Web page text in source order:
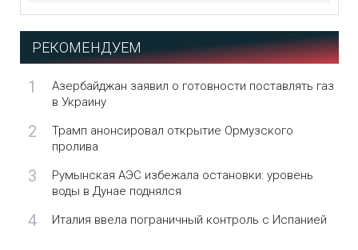
РЕКОМЕНДУЕМ
1
Азербайджан заявил о готовности поставлять газ
в Украину
2
Трамп анонсировал открытие Ормузского
пролива
3
Румынская АЭС избежала остановки: уровень
воды в Дунае поднялся
4 Италия ввела пограничный контроль с Испанией